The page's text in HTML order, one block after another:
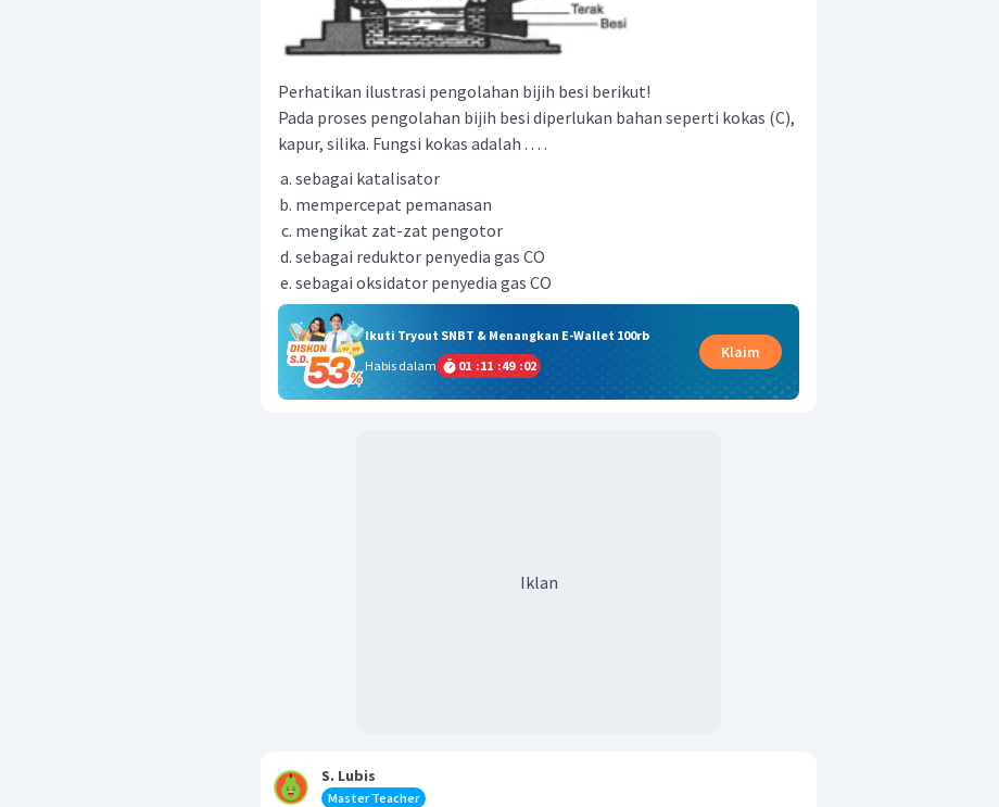
Perhatikan ilustrasi pengolahan bijih besi berikut!
Pada proses pengolahan bijih besi diperlukan bahan seperti kokas (C),
kapur, silika. Fungsi kokas adalah . . . .
sebagai katalisator
mempercepat pemanasan
mengikat zat-zat pengotor
sebagai reduktor penyedia gas CO
sebagai oksidator penyedia gas CO
Ikuti Tryout SNBT & Menangkan E-Wallet 100rb
Habis dalam
01 :11 :49 :01
Klaim
Iklan
S. Lubis
Master Teacher